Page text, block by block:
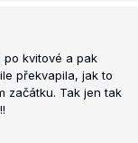
po kvitové a pak
překvapila, jak to
začátku. Tak jen tak